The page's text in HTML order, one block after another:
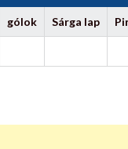
gólok Sárga lap